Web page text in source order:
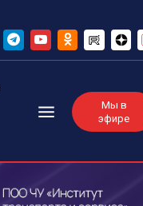
Мы в
эфире